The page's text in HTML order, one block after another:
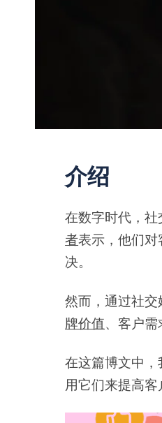
介绍
在数字时代，社
者表示，他们
决。
然而，通过社
牌价值 、客户
在这篇博文中
用它们来提高客